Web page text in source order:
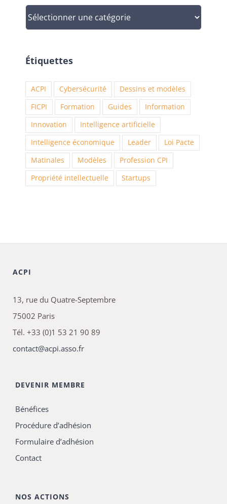
Catégories
Étiquettes
ACPI Cybersécurité
Dessins et modèles
FICPI
Formation Guides
Information
Innovation
Intelligence artificielle
Intelligence économique
Leader
Loi Pacte
Matinales
Modèles
Profession CPI
Propriété intellectuelle
Startups
ACPI
13, rue du Quatre-Septembre
75002 Paris
Tél. +33 (0)1 53 21 90 89
contact@acpi.asso.fr
DEVENIR MEMBRE
Bénéfices
Procédure d’adhésion
Formulaire d’adhésion
Contact
NOS ACTIONS